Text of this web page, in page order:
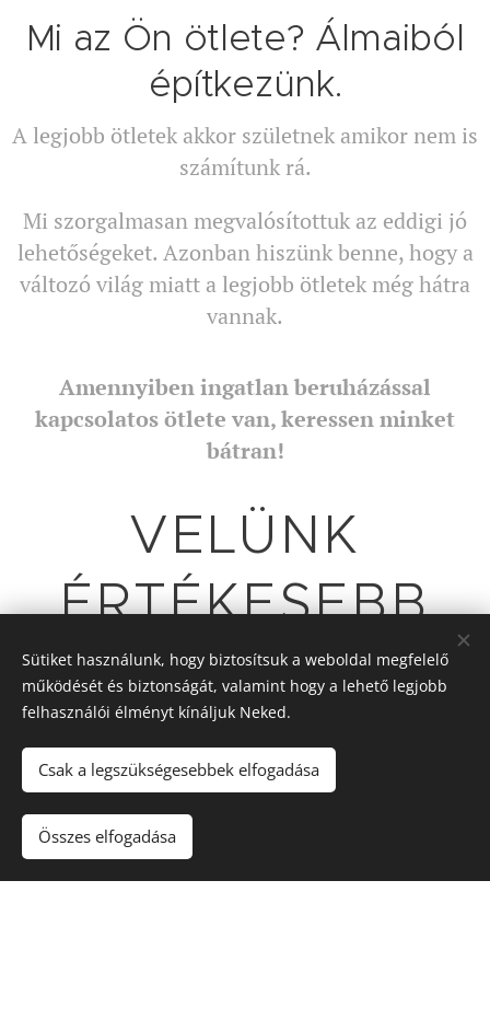
Mi az Ön ötlete? Álmaiból
építkezünk.
A legjobb ötletek akkor születnek amikor nem is
számítunk rá.
Mi szorgalmasan megvalósítottuk az eddigi jó
lehetőségeket. Azonban hiszünk benne, hogy a
változó világ miatt a legjobb ötletek még hátra
vannak.
Amennyiben ingatlan beruházással
kapcsolatos ötlete van, keressen minket
bátran!
VELÜNK
ÉRTÉKESEBB
LESZ!
Itt érhet el minket
Sütiket használunk, hogy biztosítsuk a weboldal megfelelő
működését és biztonságát, valamint hogy a lehető legjobb
felhasználói élményt kínáljuk Neked.
Csak a legszükségesebbek elfogadása
Összes elfogadása